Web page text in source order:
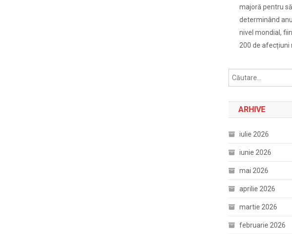
majoră pentru
determinând
nivel mondial,
200 de afecțiuni
ARHIVE
iulie 2026
iunie 2026
mai 2026
aprilie 2026
martie 2026
februarie 2026